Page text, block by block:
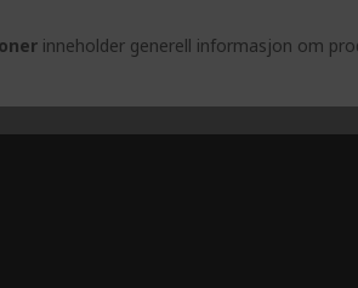
inneholder generell informasjon om